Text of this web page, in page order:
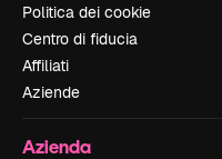
Politica dei cookie
Centro di fiducia
Affiliati
Aziende
Azienda